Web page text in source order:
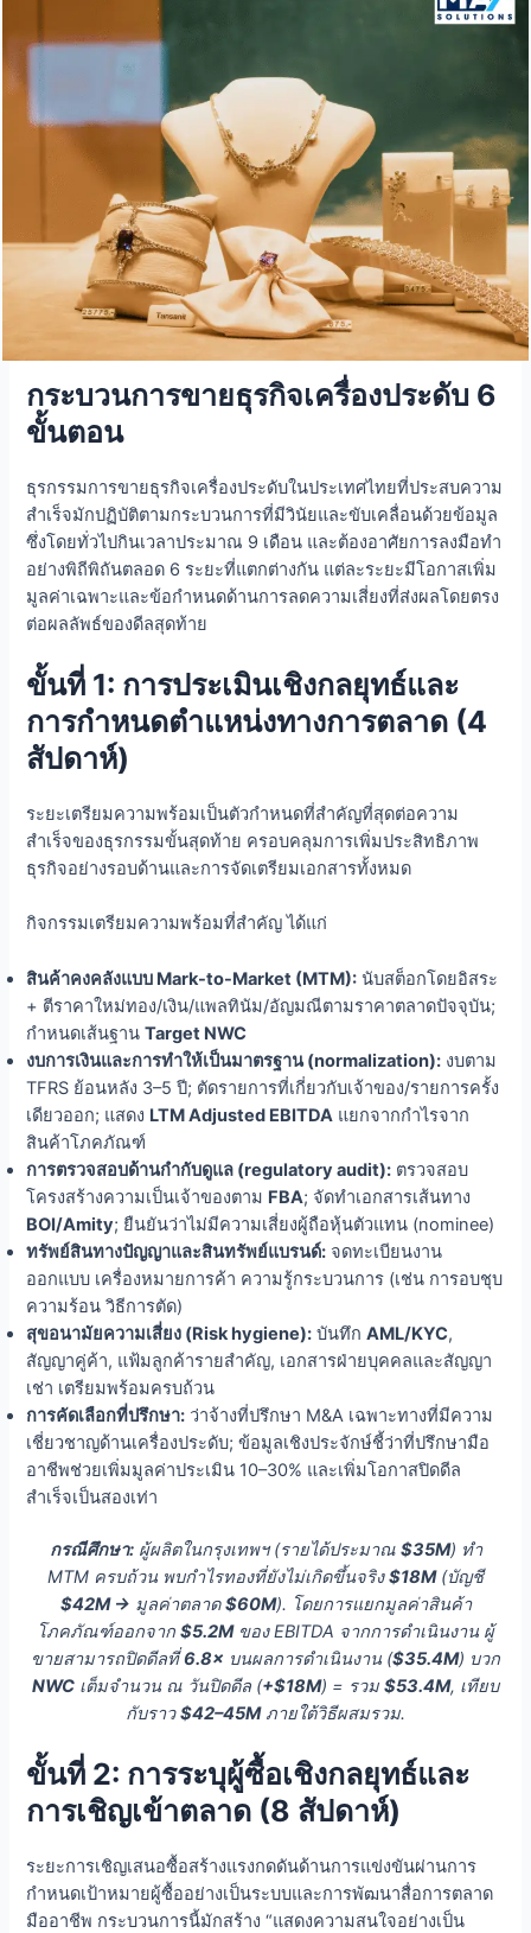
กระบวนการขายธุรกิจเครื่องประดับ 6
ขั้นตอน
ธุรกรรมการขายธุรกิจเครื่องประดับในประเทศไทยที่ประสบความ
สำเร็จมักปฏิบัติตามกระบวนการที่มีวินัยและขับเคลื่อนด้วยข้อมูล
ซึ่งโดยทั่วไปกินเวลาประมาณ 9 เดือน และต้องอาศัยการลงมือทำ
อย่างพิถีพิถันตลอด 6 ระยะที่แตกต่างกัน แต่ละระยะมีโอกาสเพิ่ม
มูลค่าเฉพาะและข้อกำหนดด้านการลดความเสี่ยงที่ส่งผลโดยตรง
ต่อผลลัพธ์ของดีลสุดท้าย
ขั้นที่ 1: การประเมินเชิงกลยุทธ์และ
การกำหนดตำแหน่งทางการตลาด (4
สัปดาห์)
ระยะเตรียมความพร้อมเป็นตัวกำหนดที่สำคัญที่สุดต่อความ
สำเร็จของธุรกรรมขั้นสุดท้าย ครอบคลุมการเพิ่มประสิทธิภาพ
ธุรกิจอย่างรอบด้านและการจัดเตรียมเอกสารทั้งหมด
กิจกรรมเตรียมความพร้อมที่สำคัญ ได้แก่
สินค้าคงคลังแบบ Mark-to-Market (MTM): นับสต็อกโดยอิสระ
+ ตีราคาใหม่ทอง/เงิน/แพลทินัม/อัญมณีตามราคาตลาดปัจจุบัน;
กำหนดเส้นฐานTarget NWC
งบการเงินและการทำให้เป็นมาตรฐาน (normalization): งบตาม
TFRS ย้อนหลัง 3–5 ปี; ตัดรายการที่เกี่ยวกับเจ้าของ/รายการครั้ง
เดียวออก; แสดง LTM Adjusted EBITDA แยกจากกำไรจาก
สินค้าโภคภัณฑ์
การตรวจสอบด้านกำกับดูแล (regulatory audit): ตรวจสอบ
โครงสร้างความเป็นเจ้าของตาม FBA; จัดทำเอกสารเส้นทาง
BOI/Amity; ยืนยันว่าไม่มีความเสี่ยงผู้ถือหุ้นตัวแทน (nominee)
ทรัพย์สินทางปัญญาและสินทรัพย์แบรนด์: จดทะเบียนงาน
ออกแบบ เครื่องหมายการค้า ความรู้กระบวนการ (เช่น การอบชุบ
ความร้อน วิธีการตัด)
สุขอนามัยความเสี่ยง (Risk hygiene): บันทึกAML/KYC,
สัญญาคู่ค้า, แฟ้มลูกค้ารายสำคัญ, เอกสารฝ่ายบุคคลและสัญญา
เช่า เตรียมพร้อมครบถ้วน
การคัดเลือกที่ปรึกษา: ว่าจ้างที่ปรึกษา M&A เฉพาะทางที่มีความ
เชี่ยวชาญด้านเครื่องประดับ; ข้อมูลเชิงประจักษ์ชี้ว่าที่ปรึกษามือ
อาชีพช่วยเพิ่มมูลค่าประเมิน 10–30% และเพิ่มโอกาสปิดดีล
สำเร็จเป็นสองเท่า
กรณีศึกษา:ผู้ผลิตในกรุงเทพฯ (รายได้ประมาณ $35M) ทำ
MTM ครบถ้วน พบกำไรทองที่ยังไม่เกิดขึ้นจริง$18M(บัญชี
$42M → มูลค่าตลาด$60M). โดยการแยกมูลค่าสินค้า
โภคภัณฑ์ออกจาก $5.2Mของ EBITDA จากการดำเนินงาน ผู้
ขายสามารถปิดดีลที่6.8× บนผลการดำเนินงาน ($35.4M) บวก
NWC เต็มจำนวน ณ วันปิดดีล (+$18M) = รวม $53.4M, เทียบ
กับราว$42–45Mภายใต้วิธีผสมรวม.
ขั้นที่ 2: การระบุผู้ซื้อเชิงกลยุทธ์และ
การเชิญเข้าตลาด (8 สัปดาห์)
ระยะการเชิญเสนอซื้อสร้างแรงกดดันด้านการแข่งขันผ่านการ
กำหนดเป้าหมายผู้ซื้ออย่างเป็นระบบและการพัฒนาสื่อการตลาด
มืออาชีพ กระบวนการนี้มักสร้าง “แสดงความสนใจอย่างเป็น